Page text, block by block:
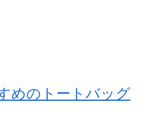
めのトートバッグ